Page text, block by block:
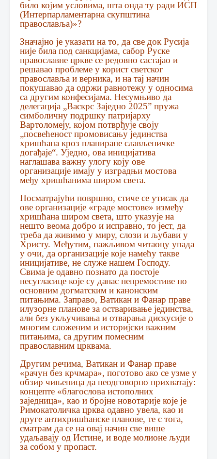
било којим условима, шта онда ту ради ИСП
(Интерпарламентарна скупштина
православља)»?
Значајно је указати на то, да све док Русија
није била под санкцијама, сабор Руске
православне цркве се редовно састајао и
решавао проблеме у корист светског
православља и верника, и на тај начин
покушавао да одржи равнотежу у односима
са другим конфесијама. Несумњиво да
делегација „Васкрс Заједно 2025” пружа
симболичну подршку патријарху
Вартоломеју, којом потврђује своју
„посвећеност промовисању јединства
хришћана кроз планиране слављеничке
догађаје“. Уједно, ова иницијатива
наглашава важну улогу коју ове
организације имају у изградњи мостова
међу хришћанима широм света.
Посматрајући површно, стиче се утисак да
ове организације «граде мостове» између
хришћана широм света, што указује на
нешто веома добро и исправно, то јест, да
треба да живимо у миру, слози и љубави у
Христу. Међутим, пажљивом читаоцу упада
у очи, да организације које намећу такве
иницијативе, не служе нашем Господу.
Свима је одавно познато да постоје
несугласице које су данас непремостиве по
основним догматским и канонским
питањима. Заправо, Ватикан и Фанар праве
илузорне планове за остваривање јединства,
али без укључивања и отварања дискусије о
многим сложеним и историјски важним
питањима, са другим помесним
православним црквама.
Другим речима, Ватикан и Фанар праве
«рачун без крчмара», поготово ако се узме у
обзир чињеница да неодговорно прихватају:
концепте «благослова истополних
заједница», као и бројне новотарије које је
Римокатоличка црква одавно увела, као и
друге антихришћанске планове, те с тога,
сматрам да се на овај начин све више
удаљавају од Истине, и воде молионе људи
за собом у пропаст.